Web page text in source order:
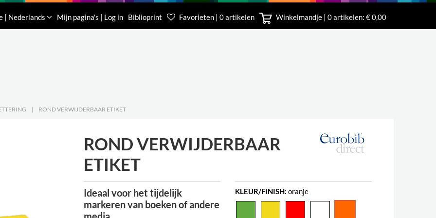
| Nederlands Mijn pagina's | Log in Biblioprint Favorieten | 0 artikelen Winkelmandje | 0artikelen: € 0,00
Klantenservice België
(0)16 623 340
Klantenservice Nederland
085 400 0453
Contacteer ons
| ROND VERWIJDERBAAR ETIKET
ROND VERWIJDERBAAR
ETIKET
Ideaal voor het tijdelijk
markeren van boeken of andere
KLEUR/FINISH: oranje